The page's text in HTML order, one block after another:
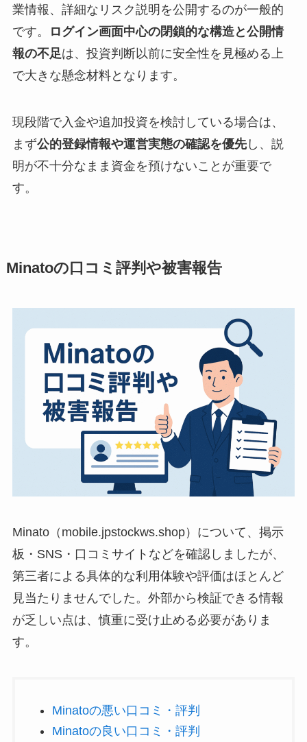
業情報、詳細なリスク説明を公開するのが一般的
です。
ログイン画面中心の閉鎖的な構造と公開情
報の不足は、投資判断以前に安全性を見極める上
で大きな懸念材料となります。
現段階で入金や追加投資を検討している場合は、
まず公的登録情報や運営実態の確認を優先し、説
明が不十分なまま資金を預けないことが重要で
す。
Minatoの口コミ評判や被害報告
Minato（mobile.jpstockws.shop）について、掲示
板・SNS・口コミサイトなどを確認しましたが、
第三者による具体的な利用体験や評価はほとんど
見当たりませんでした。外部から検証できる情報
が乏しい点は、慎重に受け止める必要がありま
す。
Minatoの悪い口コミ・評判
Minatoの良い口コミ・評判